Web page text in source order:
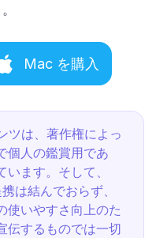
Mac を購入
ツは、著作権によっ
個人の鑑賞用であ
ます。そして、
は結んでおらず、
使いやすさ向上のた
伝するものでは一切